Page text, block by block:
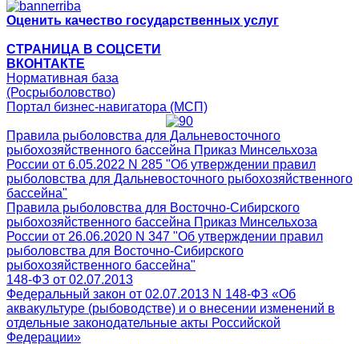
Оценить качество государственных услуг
СТРАНИЦА В СОЦСЕТИ
ВКОНТАКТЕ
Нормативная база
(Росрыболовство)
Портал бизнес-навигатора (МСП)
Правила рыболовства для Дальневосточного
рыбохозяйственного бассейна Приказ Минсельхоза
России от 6.05.2022 N 285 "Об утверждении правил
рыболовства для Дальневосточного рыбохозяйственного
бассейна"
Правила рыболовства для Восточно-Сибирского
рыбохозяйственного бассейна Приказ Минсельхоза
России от 26.06.2020 N 347 "Об утверждении правил
рыболовства для Восточно-Сибирского
рыбохозяйственного бассейна"
148-ФЗ от 02.07.2013
Федеральный закон от 02.07.2013 N 148-ФЗ «Об
аквакультуре (рыбоводстве) и о внесении изменений в
отдельные законодательные акты Российской
Федерации»